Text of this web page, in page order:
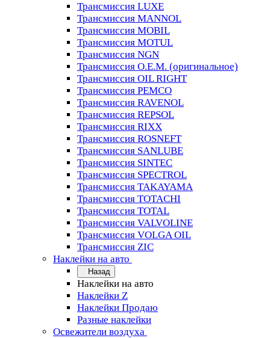
Трансмиссия LUXE
Трансмиссия MANNOL
Трансмиссия MOBIL
Трансмиссия MOTUL
Трансмиссия NGN
Трансмиссия O.E.M. (оригинальное)
Трансмиссия OIL RIGHT
Трансмиссия PEMCO
Трансмиссия RAVENOL
Трансмиссия REPSOL
Трансмиссия RIXX
Трансмиссия ROSNEFT
Трансмиссия SANLUBE
Трансмиссия SINTEC
Трансмиссия SPECTROL
Трансмиссия TAKAYAMA
Трансмиссия TOTACHI
Трансмиссия TOTAL
Трансмиссия VALVOLINE
Трансмиссия VOLGA OIL
Трансмиссия ZIC
Наклейки на авто
Назад
Наклейки на авто
Наклейки Z
Наклейки Продаю
Разные наклейки
Освежители воздуха